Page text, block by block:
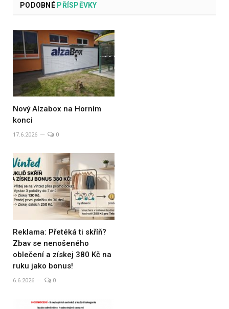
PODOBNÉPŘÍSPĚVKY
Nový Alzabox na Horním
konci
17.6.2026 0
Reklama: Přetéká ti skříň?
Zbav se nenošeného
oblečení a získej 380 Kč na
ruku jako bonus!
6.6.2026 0